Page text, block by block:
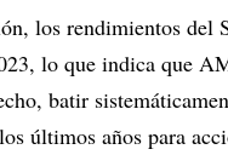
los rendimientos
lo que indica que
batir
últimos años para